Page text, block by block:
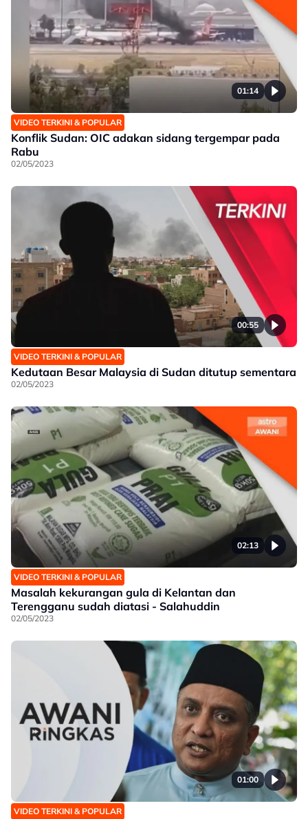
01:14
VIDEO TERKINI & POPULAR
Konflik Sudan: OIC adakan sidang tergempar pada
Rabu
02/05/2023
00:55
VIDEO TERKINI & POPULAR
Kedutaan Besar Malaysia di Sudan ditutup sementara
02/05/2023
02:13
VIDEO TERKINI & POPULAR
Masalah kekurangan gula di Kelantan dan
Terengganu sudah diatasi - Salahuddin
02/05/2023
01:00
VIDEO TERKINI & POPULAR